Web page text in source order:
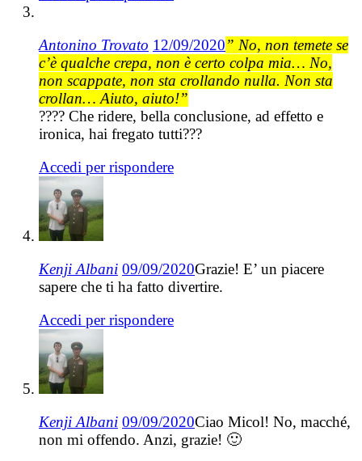
Antonino Trovato 12/09/2020” No, non temete se
c’è qualche crepa, non è certo colpa mia… No,
non scappate, non sta crollando nulla. Non sta
crollan… Aiuto, aiuto!”
???? Che ridere, bella conclusione, ad effetto e
ironica, hai fregato tutti???
Accedi per rispondere
Kenji Albani 09/09/2020Grazie! E’ un piacere
sapere che ti ha fatto divertire.
Accedi per rispondere
Kenji Albani 09/09/2020Ciao Micol! No, macché,
non mi offendo. Anzi, grazie! 🙂